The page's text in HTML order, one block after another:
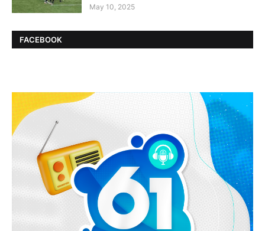
May 10, 2025
FACEBOOK